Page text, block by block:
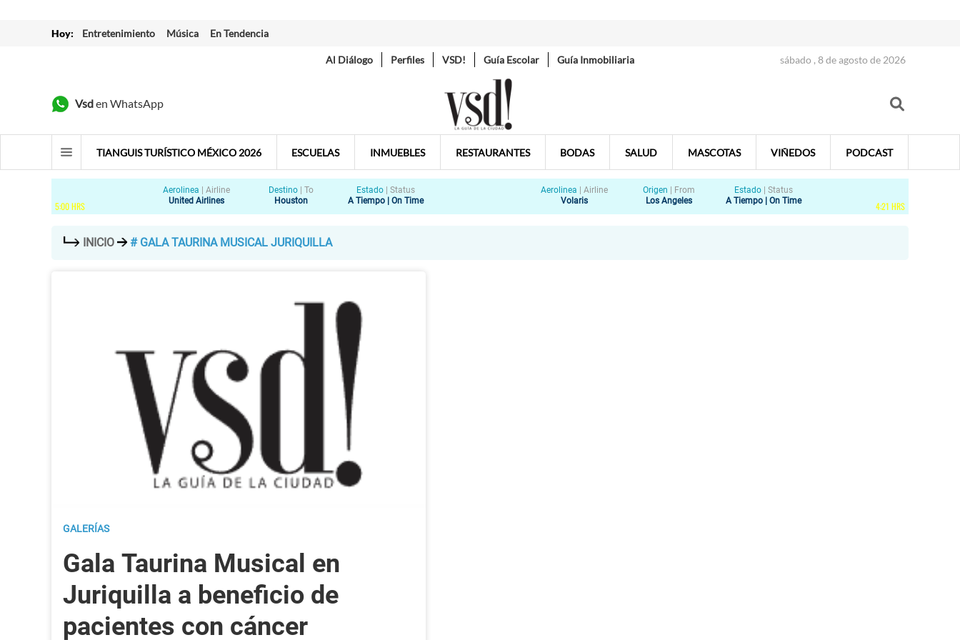
Hoy: Entretenimiento Música En Tendencia
Al Diálogo Perfiles VSD! Guía Escolar Guía Inmobiliaria sábado , 8 de agosto de 2026
Vsden WhatsApp
TIANGUIS TURÍSTICO MÉXICO 2026 ESCUELAS INMUEBLES RESTAURANTES BODAS SALUD MASCOTAS VIÑEDOS PODCAST
5:00HRS
Aerolinea
Airline
United Airlines
Destino
To
Houston
Estado
Status
A Tiempo | On Time
Aerolinea
Airline
Volaris
Origen
From
Los Angeles
Estado
Status
A Tiempo | On Time
4:21 HRS
INICIO # GALA TAURINA MUSICAL JURIQUILLA
GALERÍAS
Gala Taurina Musical en
Juriquilla a beneficio de
pacientes con cáncer